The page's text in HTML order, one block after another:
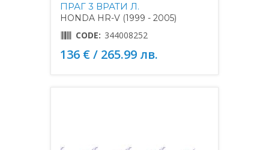
ПРАГ 3 ВРАТИ Л.
HONDA HR-V (1999 - 2005)
CODE: 344008252
136 € / 265.99 лв.